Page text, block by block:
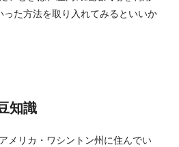
た方法を取り入れてみるといいか
知識
メリカ・ワシントン州に住んでい